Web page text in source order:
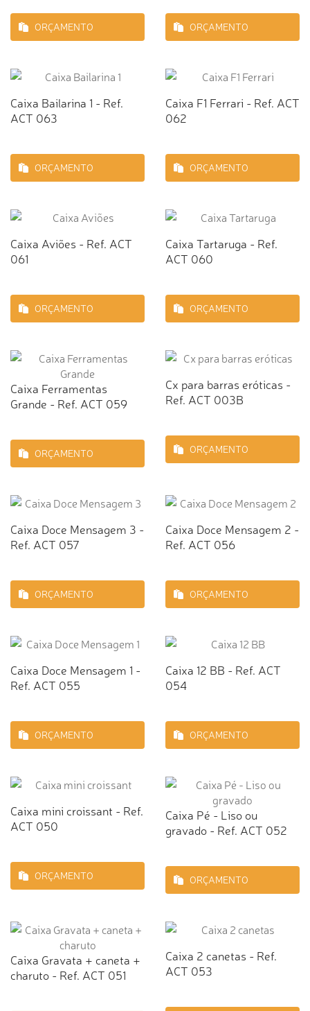
ORÇAMENTO ORÇAMENTO
Caixa Bailarina 1 - Ref.
ACT 063
ORÇAMENTO
Caixa F1 Ferrari - Ref. ACT
062
ORÇAMENTO
Caixa Aviões - Ref. ACT
061
ORÇAMENTO
Caixa Tartaruga - Ref.
ACT 060
ORÇAMENTO
Caixa Ferramentas
Grande - Ref. ACT 059
ORÇAMENTO
Cx para barras eróticas -
Ref. ACT 003B
ORÇAMENTO
Caixa Doce Mensagem 3 -
Ref. ACT 057
ORÇAMENTO
Caixa Doce Mensagem 2 -
Ref. ACT 056
ORÇAMENTO
Caixa Doce Mensagem 1 -
Ref. ACT 055
ORÇAMENTO
Caixa 12 BB - Ref. ACT
054
ORÇAMENTO
Caixa mini croissant - Ref.
ACT 050
ORÇAMENTO
Caixa Pé - Liso ou
gravado - Ref. ACT 052
ORÇAMENTO
Caixa Gravata + caneta +
charuto - Ref. ACT 051
Caixa 2 canetas - Ref.
ACT 053